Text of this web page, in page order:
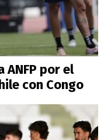
ANFP por el
con Congo